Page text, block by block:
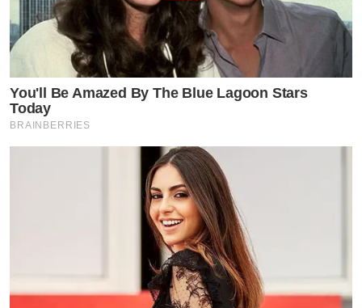
You'll Be Amazed By The Blue Lagoon Stars
Today
BRAINBERRIES